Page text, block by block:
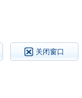
关闭窗口